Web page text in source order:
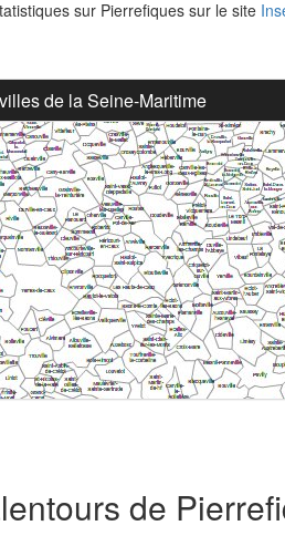
sur Pierrefiques sur le site
de la Seine-Maritime
de